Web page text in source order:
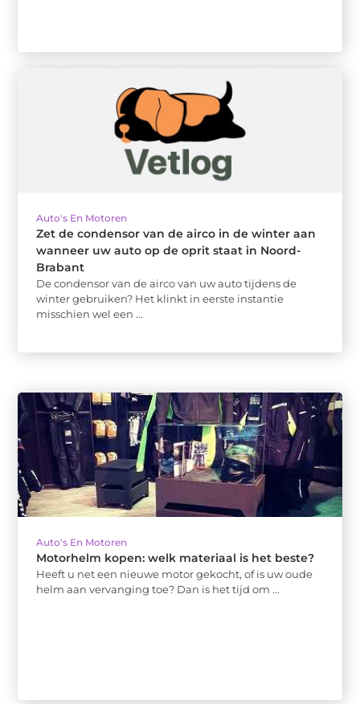
Auto's En Motoren
Zet de condensor van de airco in de winter aan
wanneer uw auto op de oprit staat in Noord-
Brabant
De condensor van de airco van uw auto tijdens de
winter gebruiken? Het klinkt in eerste instantie
misschien wel een ...
Auto's En Motoren
Motorhelm kopen: welk materiaal is het beste?
Heeft u net een nieuwe motor gekocht, of is uw oude
helm aan vervanging toe? Dan is het tijd om ...